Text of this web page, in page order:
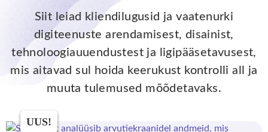
Siit leiad kliendilugusid ja vaatenurki
digiteenuste arendamisest, disainist,
tehnoloogiauuendustest ja ligipääsetavusest,
mis aitavad sul hoida keerukust kontrolli all ja
muuta tulemused mõõdetavaks.
UUS!